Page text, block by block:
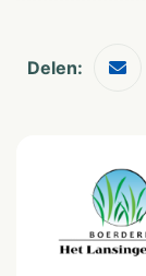
Wifi
Geschikt
Soort
Bungalowtent
Delen: